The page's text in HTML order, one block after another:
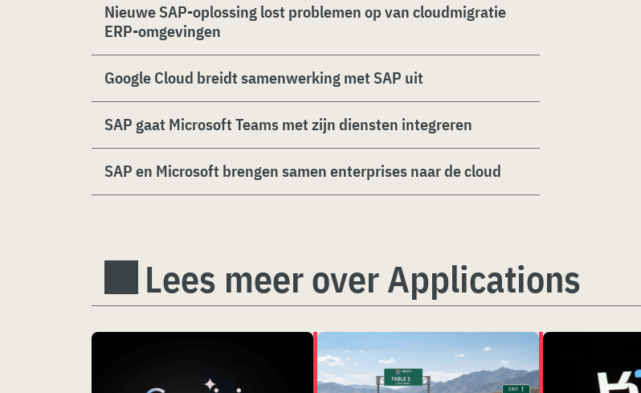
Nieuwe SAP-oplossing lost problemen op van cloudmigratie
ERP-omgevingen
Google Cloud breidt samenwerking met SAP uit
SAP gaat Microsoft Teams met zijn diensten integreren
SAP en Microsoft brengen samen enterprises naar de cloud
Lees meer over Applications